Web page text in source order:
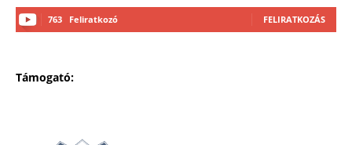
763 Feliratkozó FELIRATKOZÁS
Támogató: